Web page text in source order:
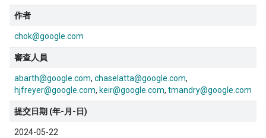
作者
chok@google.com
審查人員
abarth@google.com chaselatta@google.com
hjfreyer@google.com keir@google.com tmandry@google.com
提交日期 (年-月-日)
2024-05-22